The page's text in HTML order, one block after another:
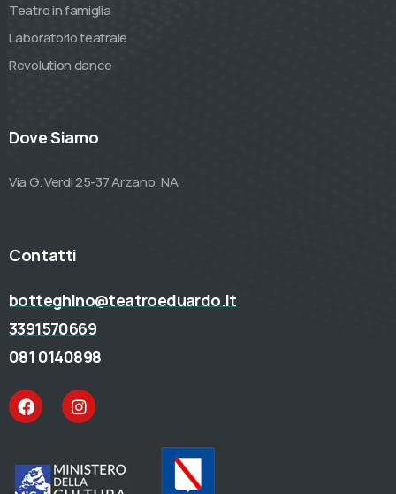
Teatro in famiglia
Laboratorio teatrale
Revolution dance
Dove Siamo
Via G. Verdi 25-37 Arzano, NA
Contatti
botteghino@teatroeduardo.it
3391570669
081 0140898